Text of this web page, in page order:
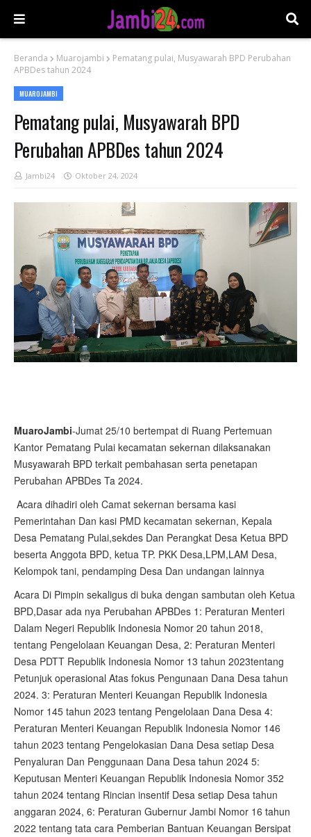
Beranda Muarojambi
Pematang pulai, Musyawarah BPD Perubahan
APBDes tahun 2024
MUAROJAMBI
Pematang pulai, Musyawarah BPD
Perubahan APBDes tahun 2024
Jambi24 Oktober 24, 2024
MuaroJambi-Jumat 25/10 bertempat di Ruang Pertemuan
Kantor Pematang Pulai kecamatan sekernan dilaksanakan
Musyawarah BPD terkait pembahasan serta penetapan
Perubahan APBDes Ta 2024.
Acara dihadiri oleh Camat sekernan bersama kasi
Pemerintahan Dan kasi PMD kecamatan sekernan, Kepala
Desa Pematang Pulai,sekdes Dan Perangkat Desa Ketua BPD
beserta Anggota BPD, ketua TP. PKK Desa,LPM,LAM Desa,
Kelompok tani, pendamping Desa Dan undangan lainnya
Acara Di Pimpin sekaligus di buka dengan sambutan oleh Ketua
BPD,Dasar ada nya Perubahan APBDes 1: Peraturan Menteri
Dalam Negeri Republik Indonesia Nomor 20 tahun 2018,
tentang Pengelolaan Keuangan Desa, 2: Peraturan Menteri
Desa PDTT Republik Indonesia Nomor 13 tahun 2023tentang
Petunjuk operasional Atas fokus Pengunaan Dana Desa tahun
2024. 3: Peraturan Menteri Keuangan Republik Indonesia
Nomor 145 tahun 2023 tentang Pengelolaan Dana Desa 4:
Peraturan Menteri Keuangan Republik Indonesia Nomor 146
tahun 2023 tentang Pengelokasian Dana Desa setiap Desa
Penyaluran Dan Penggunaan Dana Desa tahun 2024 5:
Keputusan Menteri Keuangan Republik Indonesia Nomor 352
tahun 2024 tentang Rincian insentif Desa setiap Desa tahun
anggaran 2024, 6: Peraturan Gubernur Jambi Nomor 16 tahun
2022 tentang tata cara Pemberian Bantuan Keuangan Bersipat